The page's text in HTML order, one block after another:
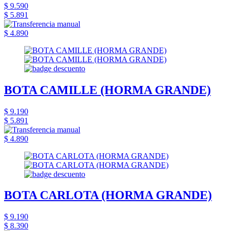
$ 9.590
$ 5.891
$ 4.890
BOTA CAMILLE (HORMA GRANDE)
$ 9.190
$ 5.891
$ 4.890
BOTA CARLOTA (HORMA GRANDE)
$ 9.190
$ 8.390